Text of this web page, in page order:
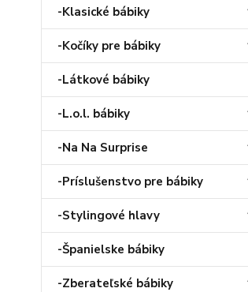
-Klasické bábiky
-Kočíky pre bábiky
-Látkové bábiky
-L.o.l. bábiky
-Na Na Surprise
-Príslušenstvo pre bábiky
-Stylingové hlavy
-Španielske bábiky
-Zberateľské bábiky